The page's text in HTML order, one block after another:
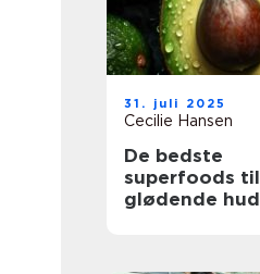
31. juli 2025
Cecilie Hansen
De bedste
superfoods til
glødende hud